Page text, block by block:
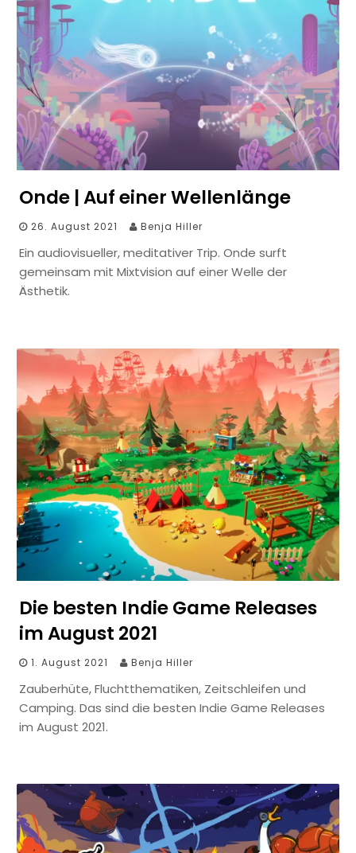
Onde | Auf einer Wellenlänge
26. August 2021 Benja Hiller
Ein audiovisueller, meditativer Trip. Onde surft
gemeinsam mit Mixtvision auf einer Welle der
Ästhetik.
Die besten Indie Game Releases
im August 2021
1. August 2021 Benja Hiller
Zauberhüte, Fluchtthematiken, Zeitschleifen und
Camping. Das sind die besten Indie Game Releases
im August 2021.